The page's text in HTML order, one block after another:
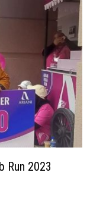
Run 2023